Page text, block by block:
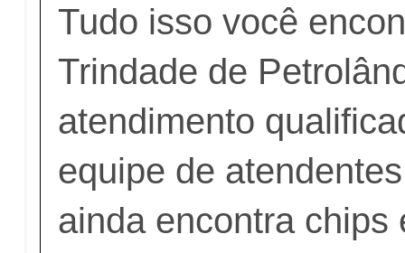
Tudo isso você
Trindade de
atendimento
equipe de
ainda encontra chips